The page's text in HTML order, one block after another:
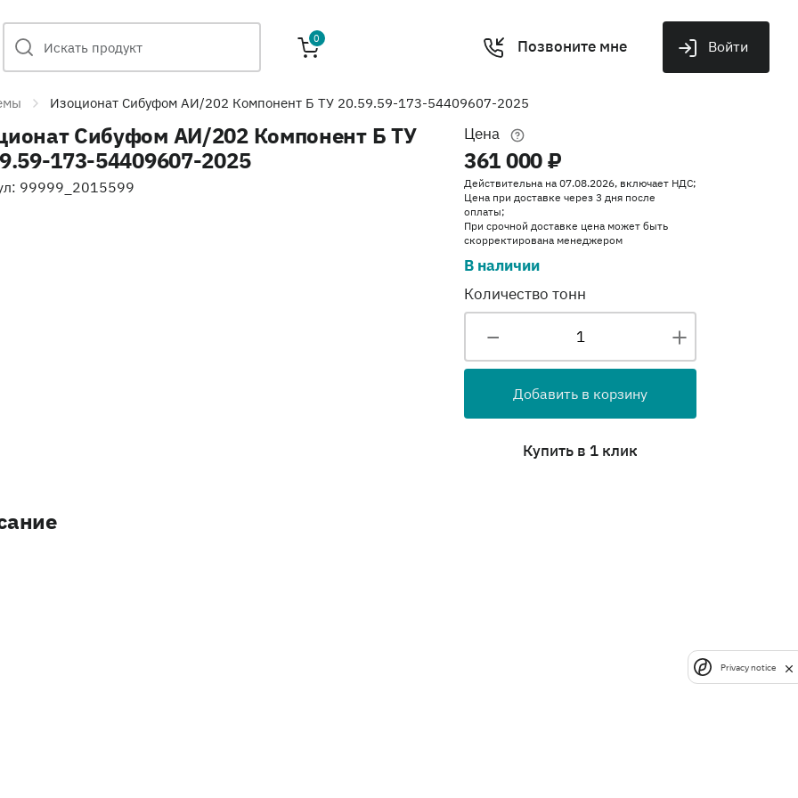
0 Позвоните мне Войти
Изоционат Сибуфом АИ/202 Компонент Б ТУ 20.59.59-173-54409607-2025
Сибуфом АИ/202 Компонент Б ТУ
173-54409607-2025
99999_2015599
Цена
361 000 ₽
Действительна на 07.08.2026, включает НДС;
Цена при доставке через 3 дня после
оплаты;
При срочной доставке цена может быть
скорректирована менеджером
В наличии
Количество тонн
Добавить в корзину
Купить в 1 клик
Privacy notice